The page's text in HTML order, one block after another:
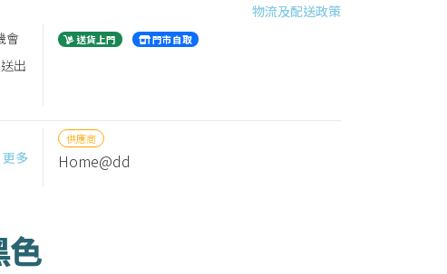
物流及配送政策
會
出
送貨上門 門市自取
更多
供應商
Home@dd
色